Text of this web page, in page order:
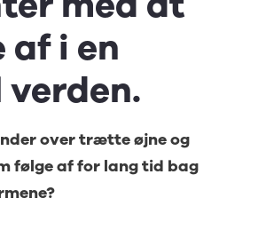
af i en
over trætte øjne og
følge af for lang tid bag